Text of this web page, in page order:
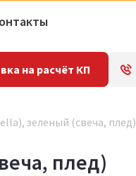
на расчёт КП
зеленый (свеча, плед)
плед)